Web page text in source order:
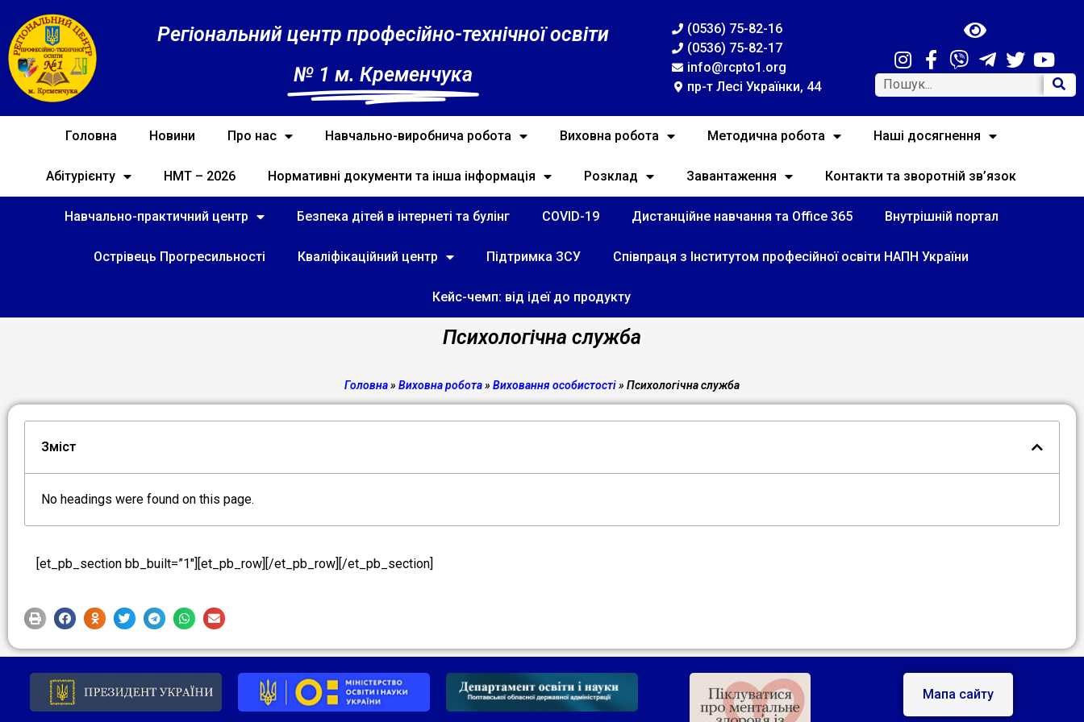
Регіональний центр професійно-технічної освіти
№ 1 м. Кременчука
(0536) 75-82-16
(0536) 75-82-17
info@rcpto1.org
пр-т Лесі Українки, 44
Головна Новини Про нас Навчально-виробнича робота Виховна робота Методична робота Наші досягнення
Абітурієнту НМТ – 2026 Нормативні документи та інша інформація Розклад Завантаження Контакти та зворотній зв’язок
Навчально-практичний центр Безпека дітей в інтернеті та булінг COVID-19 Дистанційне навчання та Office 365 Внутрішній портал
Острівець Прогресильності Кваліфікаційний центр Підтримка ЗСУ Співпраця з Інститутом професійної освіти НАПН України
Кейс-чемп: від ідеї до продукту
Психологічна служба
Головна» Виховна робота» Виховання особистості» Психологічна служба
Зміст
No headings were found on this page.
[et_pb_section bb_built=”1″][et_pb_row][/et_pb_row][/et_pb_section]
Мапа сайту